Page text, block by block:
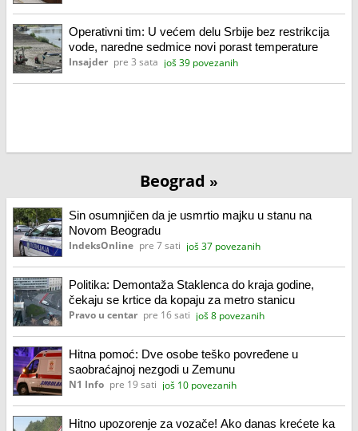
Operativni tim: U većem delu Srbije bez restrikcija
vode, naredne sedmice novi porast temperature
Insajder pre 3 sata još 39 povezanih
Beograd »
Sin osumnjičen da je usmrtio majku u stanu na
Novom Beogradu
IndeksOnline pre 7 sati još 37 povezanih
Politika: Demontaža Staklenca do kraja godine,
čekaju se krtice da kopaju za metro stanicu
Pravo u centar pre 16 sati još 8 povezanih
Hitna pomoć: Dve osobe teško povređene u
saobraćajnoj nezgodi u Zemunu
N1 Info pre 19 sati još 10 povezanih
Hitno upozorenje za vozače! Ako danas krećete ka